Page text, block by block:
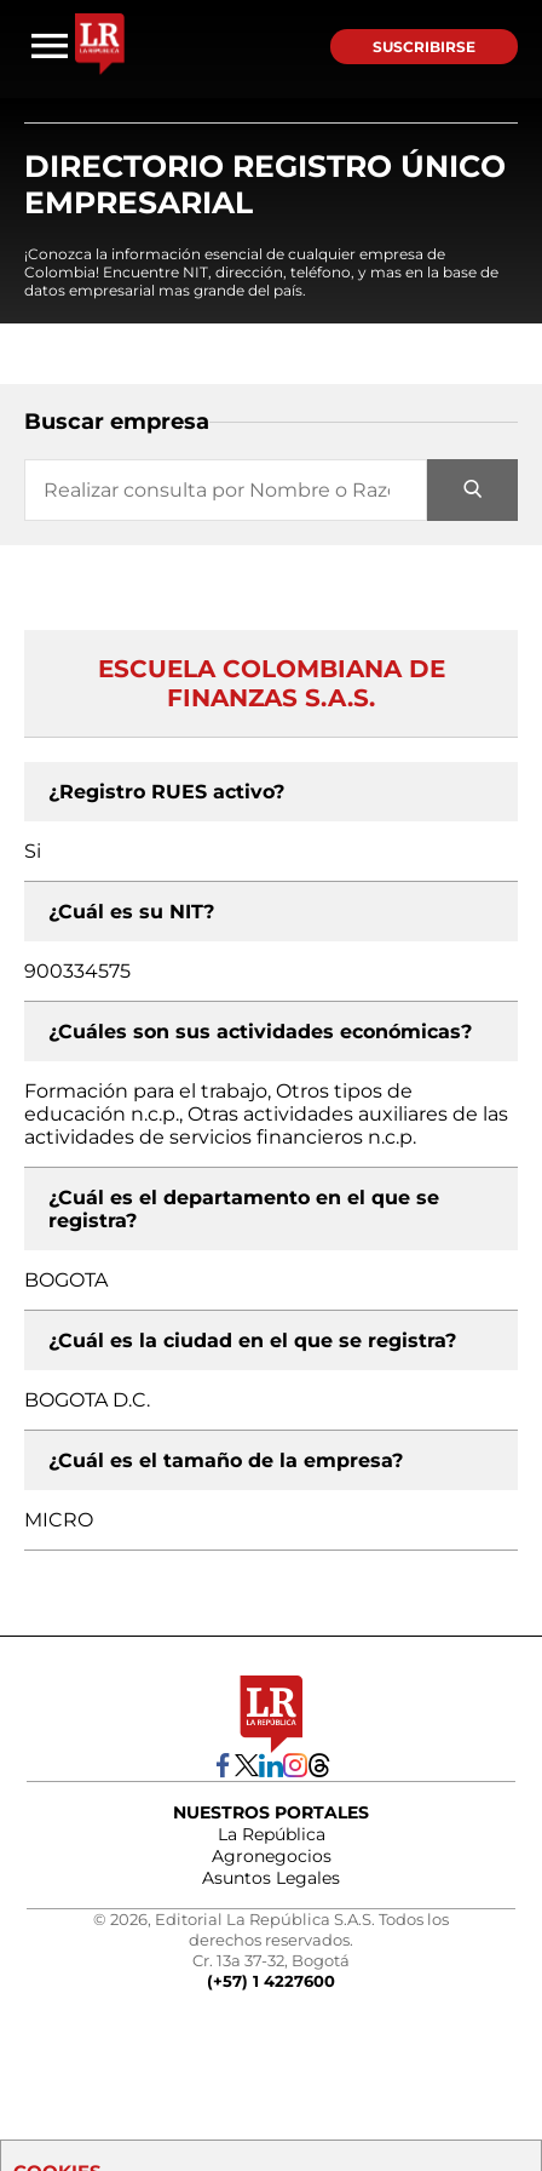
SUSCRIBIRSE
DIRECTORIO REGISTRO ÚNICO
EMPRESARIAL
¡Conozca la información esencial de cualquier empresa de
Colombia! Encuentre NIT, dirección, teléfono, y mas en la base de
datos empresarial mas grande del país.
Buscar empresa
ESCUELA COLOMBIANA DE
FINANZAS S.A.S.
¿Registro RUES activo?
Si
¿Cuál es su NIT?
900334575
¿Cuáles son sus actividades económicas?
Formación para el trabajo, Otros tipos de
educación n.c.p., Otras actividades auxiliares de las
actividades de servicios financieros n.c.p.
¿Cuál es el departamento en el que se
registra?
BOGOTA
¿Cuál es la ciudad en el que se registra?
BOGOTA D.C.
¿Cuál es el tamaño de la empresa?
MICRO
NUESTROS PORTALES
La República
Agronegocios
Asuntos Legales
© 2026, Editorial La República S.A.S. Todos los
derechos reservados.
Cr. 13a 37-32, Bogotá
(+57) 1 4227600